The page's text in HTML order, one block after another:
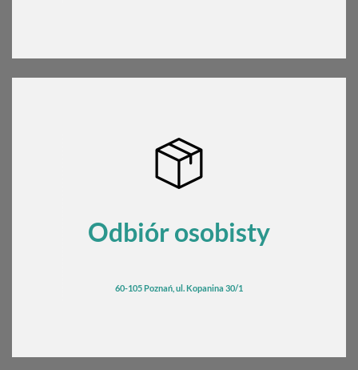
Odbiór osobisty
60-105 Poznań, ul. Kopanina 30/1